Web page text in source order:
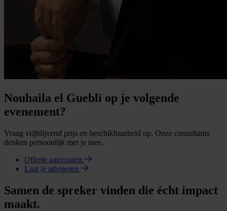
Nouhaila el Guebli op je volgende
evenement?
Vraag vrijblijvend prijs en beschikbaarheid op. Onze consultants
denken persoonlijk met je mee.
Offerte aanvragen
Laat je adviseren
Samen de spreker vinden die écht impact
maakt.